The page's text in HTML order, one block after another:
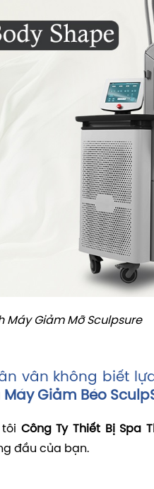
Máy Giảm Mỡ Sculpsure
vân không biết
Máy Giảm Béo
Công Ty Thiết Bị Spa
đầu của bạn.